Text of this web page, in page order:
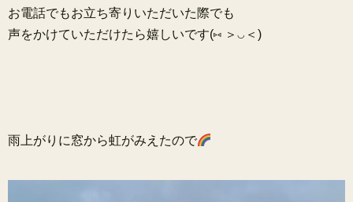
お電話でもお立ち寄りいただいた際でも
声をかけていただけたら嬉しいです(⑅ ＞◡＜)
雨上がりに窓から虹がみえたので